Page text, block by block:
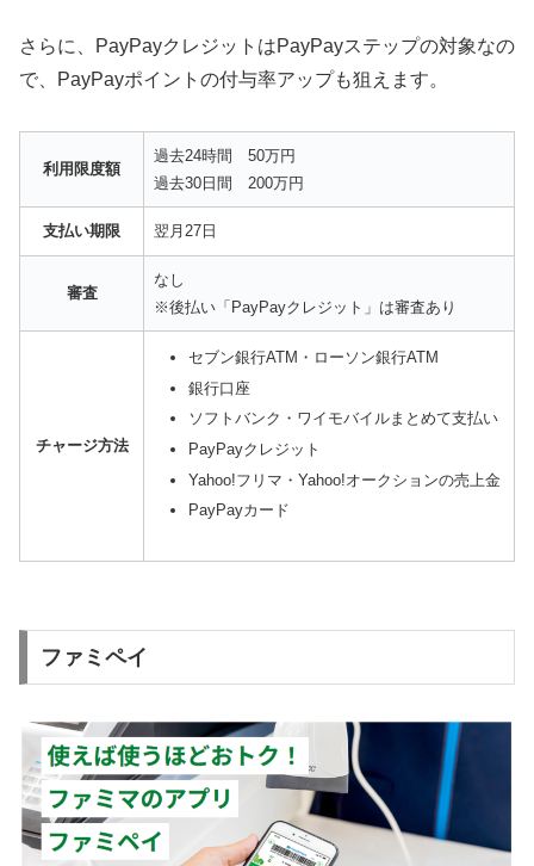
さらに、PayPayクレジットはPayPayステップの対象なの
で、PayPayポイントの付与率アップも狙えます。
利用限度額
過去24時間 50万円
過去30日間 200万円
支払い期限 翌月27日
審査
なし
※後払い「PayPayクレジット」は審査あり
チャージ方法
セブン銀行ATM・ローソン銀行ATM
銀行口座
ソフトバンク・ワイモバイルまとめて支払い
PayPayクレジット
Yahoo!フリマ・Yahoo!オークションの売上金
PayPayカード
ファミペイ